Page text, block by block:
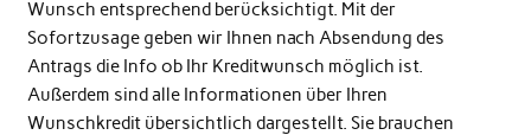
Wunsch entsprechend berücksichtigt. Mit der
Sofortzusage geben wir Ihnen nach Absendung des
Antrags die Info ob Ihr Kreditwunsch möglich ist.
Außerdem sind alle Informationen über Ihren
Wunschkredit übersichtlich dargestellt. Sie brauchen